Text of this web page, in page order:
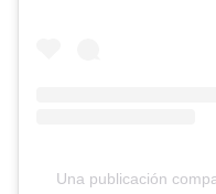
Una publicación